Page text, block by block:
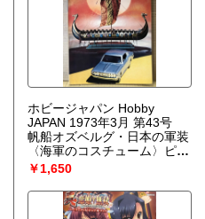
ホビージャパン Hobby
JAPAN 1973年3月 第43号
帆船オズベルグ・日本の軍装
〈海軍のコスチューム〉ピン
ナップ付。特集:プラ模型・
ホッケウルフ作品集 ホビー
古典派〈100年の伝統と歴史
のミニカー〉・ドイツ機の楽
￥1,650